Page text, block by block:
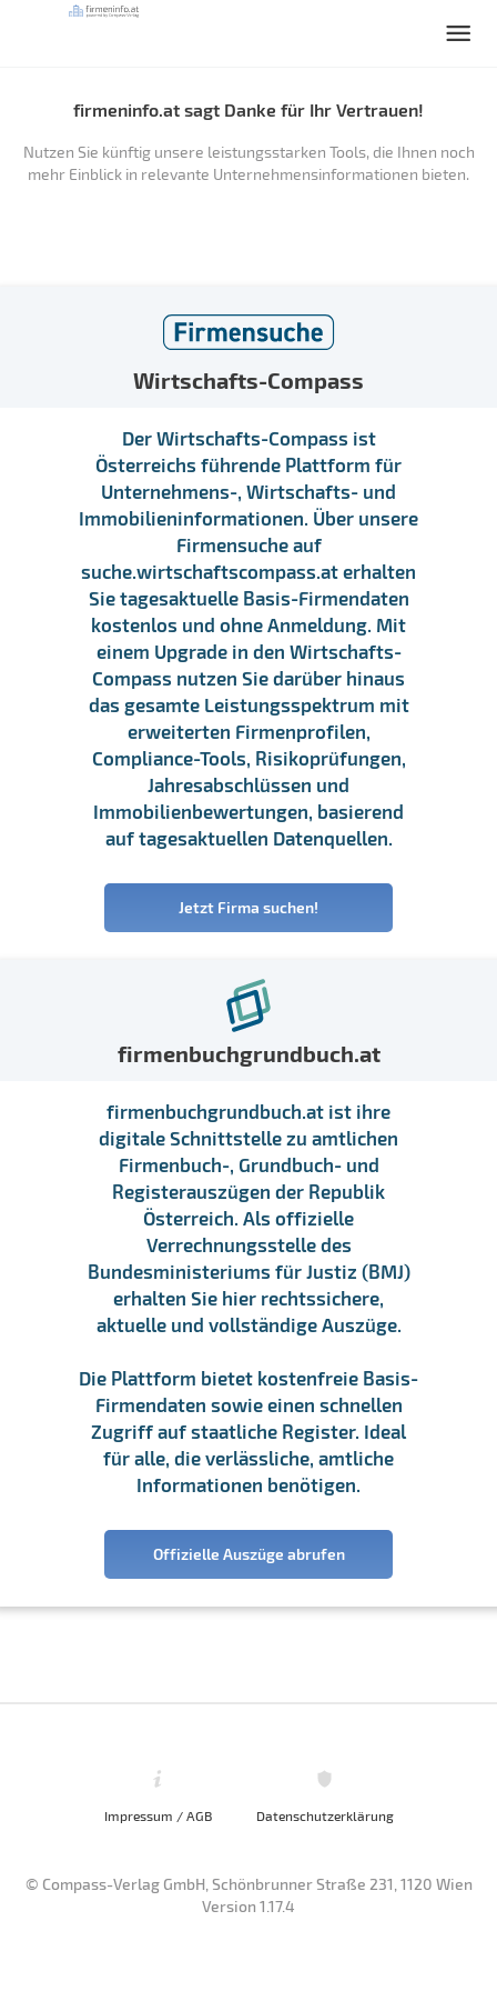
firmeninfo.at sagt Danke für Ihr Vertrauen!
Nutzen Sie künftig unsere leistungsstarken Tools, die Ihnen noch
mehr Einblick in relevante Unternehmensinformationen bieten.
Wirtschafts-Compass
Der Wirtschafts-Compass ist
Österreichs führende Plattform für
Unternehmens-, Wirtschafts- und
Immobilieninformationen. Über unsere
Firmensuche auf
suche.wirtschaftscompass.at erhalten
Sie tagesaktuelle Basis-Firmendaten
kostenlos und ohne Anmeldung. Mit
einem Upgrade in den Wirtschafts-
Compass nutzen Sie darüber hinaus
das gesamte Leistungsspektrum mit
erweiterten Firmenprofilen,
Compliance-Tools, Risikoprüfungen,
Jahresabschlüssen und
Immobilienbewertungen, basierend
auf tagesaktuellen Datenquellen.
Jetzt Firma suchen!
firmenbuchgrundbuch.at
firmenbuchgrundbuch.at ist ihre
digitale Schnittstelle zu amtlichen
Firmenbuch-, Grundbuch- und
Registerauszügen der Republik
Österreich. Als offizielle
Verrechnungsstelle des
Bundesministeriums für Justiz (BMJ)
erhalten Sie hier rechtssichere,
aktuelle und vollständige Auszüge.
Die Plattform bietet kostenfreie Basis-
Firmendaten sowie einen schnellen
Zugriff auf staatliche Register. Ideal
für alle, die verlässliche, amtliche
Informationen benötigen.
Offizielle Auszüge abrufen
Impressum / AGB Datenschutzerklärung
© Compass-Verlag GmbH, Schönbrunner Straße 231, 1120 Wien
Version 1.17.4